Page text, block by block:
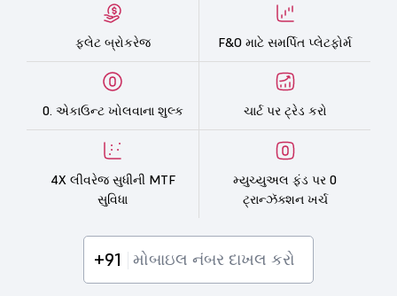
ફ્લેટ બ્રોકરેજ F&O માટે સમર્પિત પ્લેટફોર્મ
0. એકાઉન્ટ ખોલવાના શુલ્ક ચાર્ટ પર ટ્રેડ કરો
4X લીવરેજ સુધીની MTF
સુવિધા
મ્યુચ્યુઅલ ફંડ પર 0
ટ્રાન્ઝૅક્શન ખર્ચ
+91